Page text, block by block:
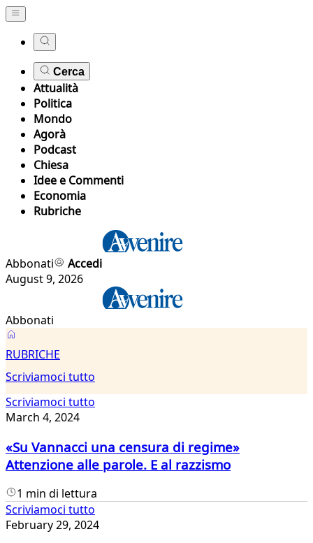
Cerca
Attualità
Politica
Mondo
Agorà
Podcast
Chiesa
Idee e Commenti
Economia
Rubriche
Abbonati
Accedi
August 9, 2026
Abbonati
Scriviamoci
tutto
RUBRICHE
Scriviamoci tutto
Scriviamoci tutto
March 4, 2024
«Su Vannacci una censura di regime»
Attenzione alle parole. E al razzismo
1 min di lettura
Scriviamoci tutto
February 29, 2024